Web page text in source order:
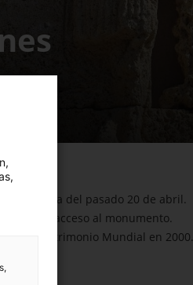
tormenta del pasado 20 de abril.
ya el acceso al monumento.
Patrimonio Mundial en 2000.